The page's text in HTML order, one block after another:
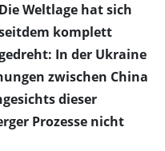
Die Weltlage hat sich
komplett
In der Ukraine
zwischen China
dieser
Prozesse nicht